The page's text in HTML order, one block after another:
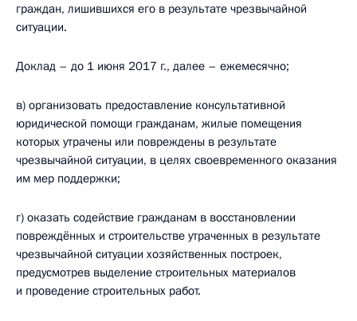
граждан, лишившихся его в результате чрезвычайной
ситуации.
Доклад – до 1 июня 2017 г., далее – ежемесячно;
в) организовать предоставление консультативной
юридической помощи гражданам, жилые помещения
которых утрачены или повреждены в результате
чрезвычайной ситуации, в целях своевременного оказания
им мер поддержки;
г) оказать содействие гражданам в восстановлении
повреждённых и строительстве утраченных в результате
чрезвычайной ситуации хозяйственных построек,
предусмотрев выделение строительных материалов
и проведение строительных работ.